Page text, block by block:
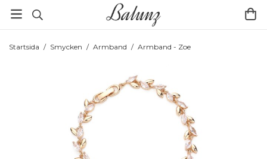
Startsida / Smycken / Armband / Armband - Zoe